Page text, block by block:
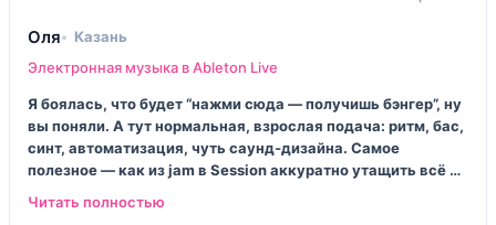
Оля
Казань
Электронная музыка в Ableton Live
Я боялась, что будет “нажми сюда — получишь бэнгер”, ну
вы поняли. А тут нормальная, взрослая подача: ритм, бас,
синт, автоматизация, чуть саунд‑дизайна. Самое
полезное — как из jam в Session аккуратно утащить всё в